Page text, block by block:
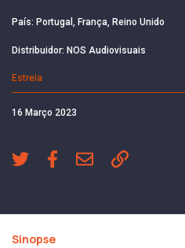
País: Portugal, França, Reino Unido
Distribuidor: NOS Audiovisuais
Estreia
16 Março 2023
Sinopse